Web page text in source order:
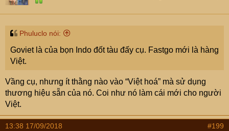
Phuluclo nói:
Goviet là của bọn Indo đốt tàu đấy cụ. Fastgo mới là hàng
Việt.
Vầng cụ, nhưng ít thằng nào vào “Việt hoá” mà sử dụng
thương hiệu sẵn của nó. Coi như nó làm cái mới cho người
Việt.
13:38 17/09/2018 #199